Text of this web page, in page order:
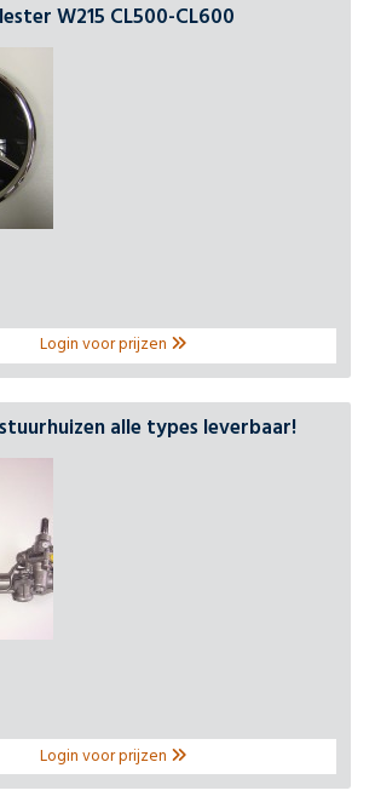
W215 CL500-CL600
Login voor prijzen
alle types leverbaar!
Login voor prijzen